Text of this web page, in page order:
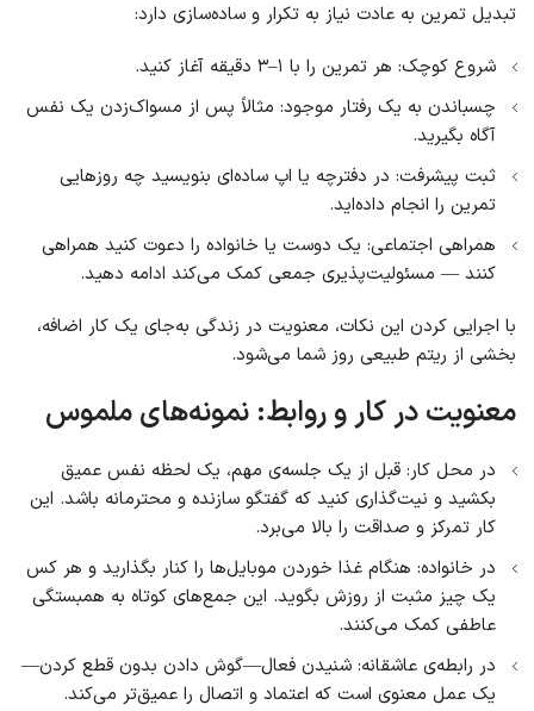
تبدیل تمرین به عادت نیاز به تکرار و ساده‌سازی دارد:
شروع کوچک: هر تمرین را با ۱–۳ دقیقه آغاز کنید.
چسباندن به یک رفتار موجود: مثالاً پس از مسواک‌زدن یک نفس
آگاه بگیرید.
ثبت پیشرفت: در دفترچه یا اپ ساده‌ای بنویسید چه روزهایی
تمرین را انجام داده‌اید.
همراهی اجتماعی: یک دوست یا خانواده را دعوت کنید همراهی
کنند — مسئولیت‌پذیری جمعی کمک می‌کند ادامه دهید.
با اجرایی کردن این نکات، معنویت در زندگی به‌جای یک کار اضافه،
بخشی از ریتم طبیعی روز شما می‌شود.
معنویت در کار و روابط: نمونه‌های ملموس
در محل کار: قبل از یک جلسه‌ی مهم، یک لحظه نفس عمیق
بکشید و نیت‌گذاری کنید که گفتگو سازنده و محترمانه باشد. این
کار تمرکز و صداقت را بالا می‌برد.
در خانواده: هنگام غذا خوردن موبایل‌ها را کنار بگذارید و هر کس
یک چیز مثبت از روزش بگوید. این جمع‌های کوتاه به همبستگی
عاطفی کمک می‌کنند.
در رابطه‌ی عاشقانه: شنیدن فعال—گوش دادن بدون قطع کردن—
یک عمل معنوی است که اعتماد و اتصال را عمیق‌تر می‌کند.